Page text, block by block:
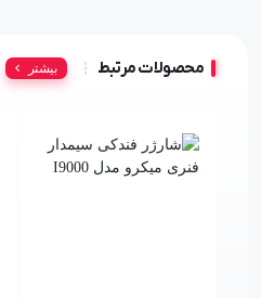
محصولات مرتبط بیشتر